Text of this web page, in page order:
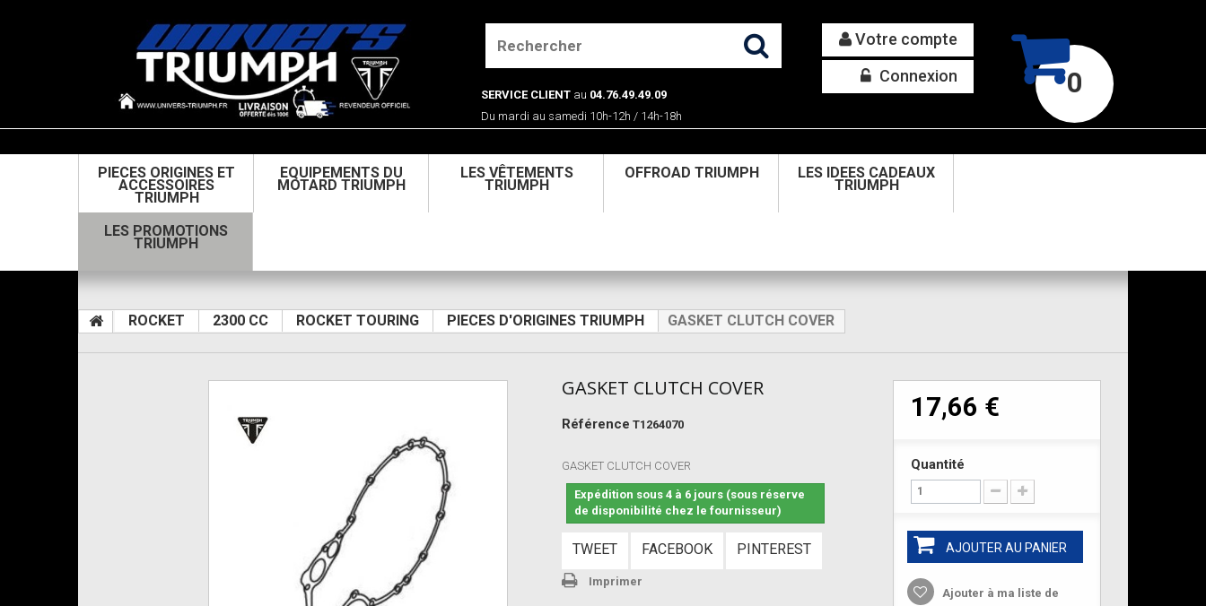
0
Votre compte
Connexion
SERVICE CLIENT au 04.76.49.49.09
Du mardi au samedi 10h-12h / 14h-18h
PIECES ORIGINES ET
ACCESSOIRES
TRIUMPH
EQUIPEMENTS DU
MOTARD TRIUMPH
LES VÊTEMENTS
TRIUMPH
OFFROAD TRIUMPH LES IDEES CADEAUX
TRIUMPH
LES PROMOTIONS
TRIUMPH
ROCKET 2300 CC ROCKET TOURING PIECES D'ORIGINES TRIUMPH GASKET CLUTCH COVER
GASKET CLUTCH COVER
Référence T1264070
GASKET CLUTCH COVER
Expédition sous 4 à 6 jours (sous réserve
de disponibilité chez le fournisseur)
TWEET FACEBOOK PINTEREST
Imprimer
17,66 €
Quantité
AJOUTER AU PANIER
Ajouter à ma liste de